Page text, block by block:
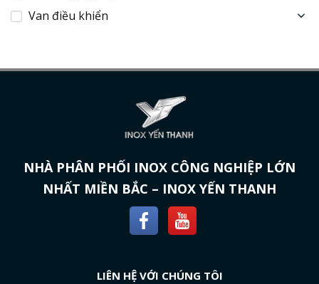
Van điều khiển
NHÀ PHÂN PHỐI INOX CÔNG NGHIỆP LỚN
NHẤT MIỀN BẮC – INOX YẾN THANH
LIÊN HỆ VỚI CHÚNG TÔI